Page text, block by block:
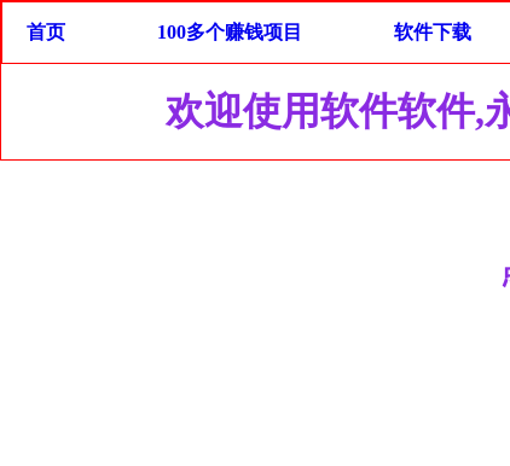
首页 100多个赚钱项目 软件下载
欢迎使用软件软件,